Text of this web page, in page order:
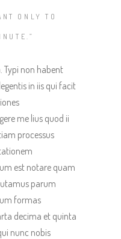
ONLY TO
Typi non habent
in iis qui facit
me lius quod ii
processus
est notare quam
parum
formas
decima et quinta
nunc nobis